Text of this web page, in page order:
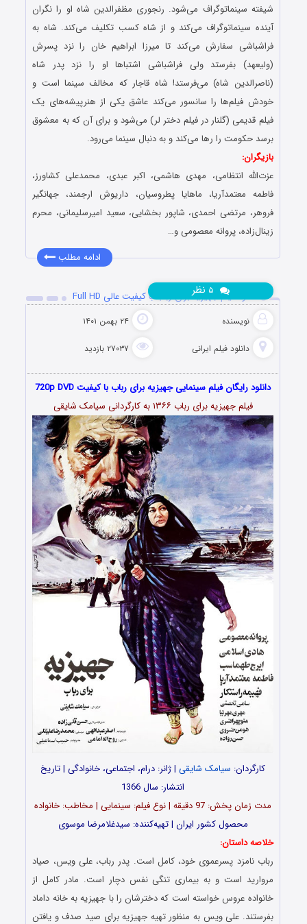
شیفته سینماتوگراف می‌شود. رنجوری مظفرالدین شاه او را نگران
آینده سینماتوگراف می‌کند و از شاه کسب تکلیف می‌کند. شاه به
فراشباشی سفارش می‌کند تا میرزا ابراهیم خان را نزد پسرش
(ولیعهد) بفرستد ولی فراشباشی اشتباها او را نزد پدر شاه
(ناصرالدین شاه) می‌فرستد! شاه قاجار که مخالف سینما است و
خودش فیلم‌ها را سانسور می‌کند عاشق یکی از هنرپیشه‌های یک
فیلم قدیمی (گلنار در فیلم دختر لر) می‌شود و برای آن که به معشوق
برسد حکومت را رها می‌کند و به دنبال سینما می‌رود.
بازیگران:
عزت‌الله انتظامی، مهدی هاشمی، اکبر عبدی، محمدعلی کشاورز،
فاطمه معتمدآریا، ماهایا پطروسیان، داریوش ارجمند، جهانگیر
فروهر، مرتضی احمدی، شاپور بخشایی، سعید امیرسلیمانی، محرم
زینال‌زاده، پروانه معصومی و…
ادامه مطلب
دانلود فیلم جهیزیه برای رباب با کیفیت عالی Full HD
نویسنده ۲۴ بهمن ۱۴۰۱
دانلود فیلم‌ ایرانی ۲۷۰۳۷ بازدید
نظر
دانلود رایگان فیلم سینمایی جهیزیه برای رباب با کیفیت 720p DVD
فیلم جهیزیه برای رباب ۱۳۶۶ به کارگردانی سیامک شایقی
کارگردان: سیامک شایقی | ژانر: درام، اجتماعی، خانوادگی | تاریخ
انتشار: سال 1366
مدت‌‌ زمان پخش: 97 دقیقه | نوع فیلم: سینمایی | مخاطب: خانواده
محصول کشور ایران | تهیه‌کننده: سیدغلامرضا موسوی
خلاصه داستان:
رباب نامزد پسرعموی خود، کامل است. پدر رباب، علی ویس، صیاد
مروارید است و به بیماری تنگی نفس دچار است. مادر کامل از
خانواده عروس خواسته است که دخترشان را با جهیزیه به خانه داماد
بفرستند. علی ویس به منظور تهیه جهیزیه برای صید صدف و یافتن